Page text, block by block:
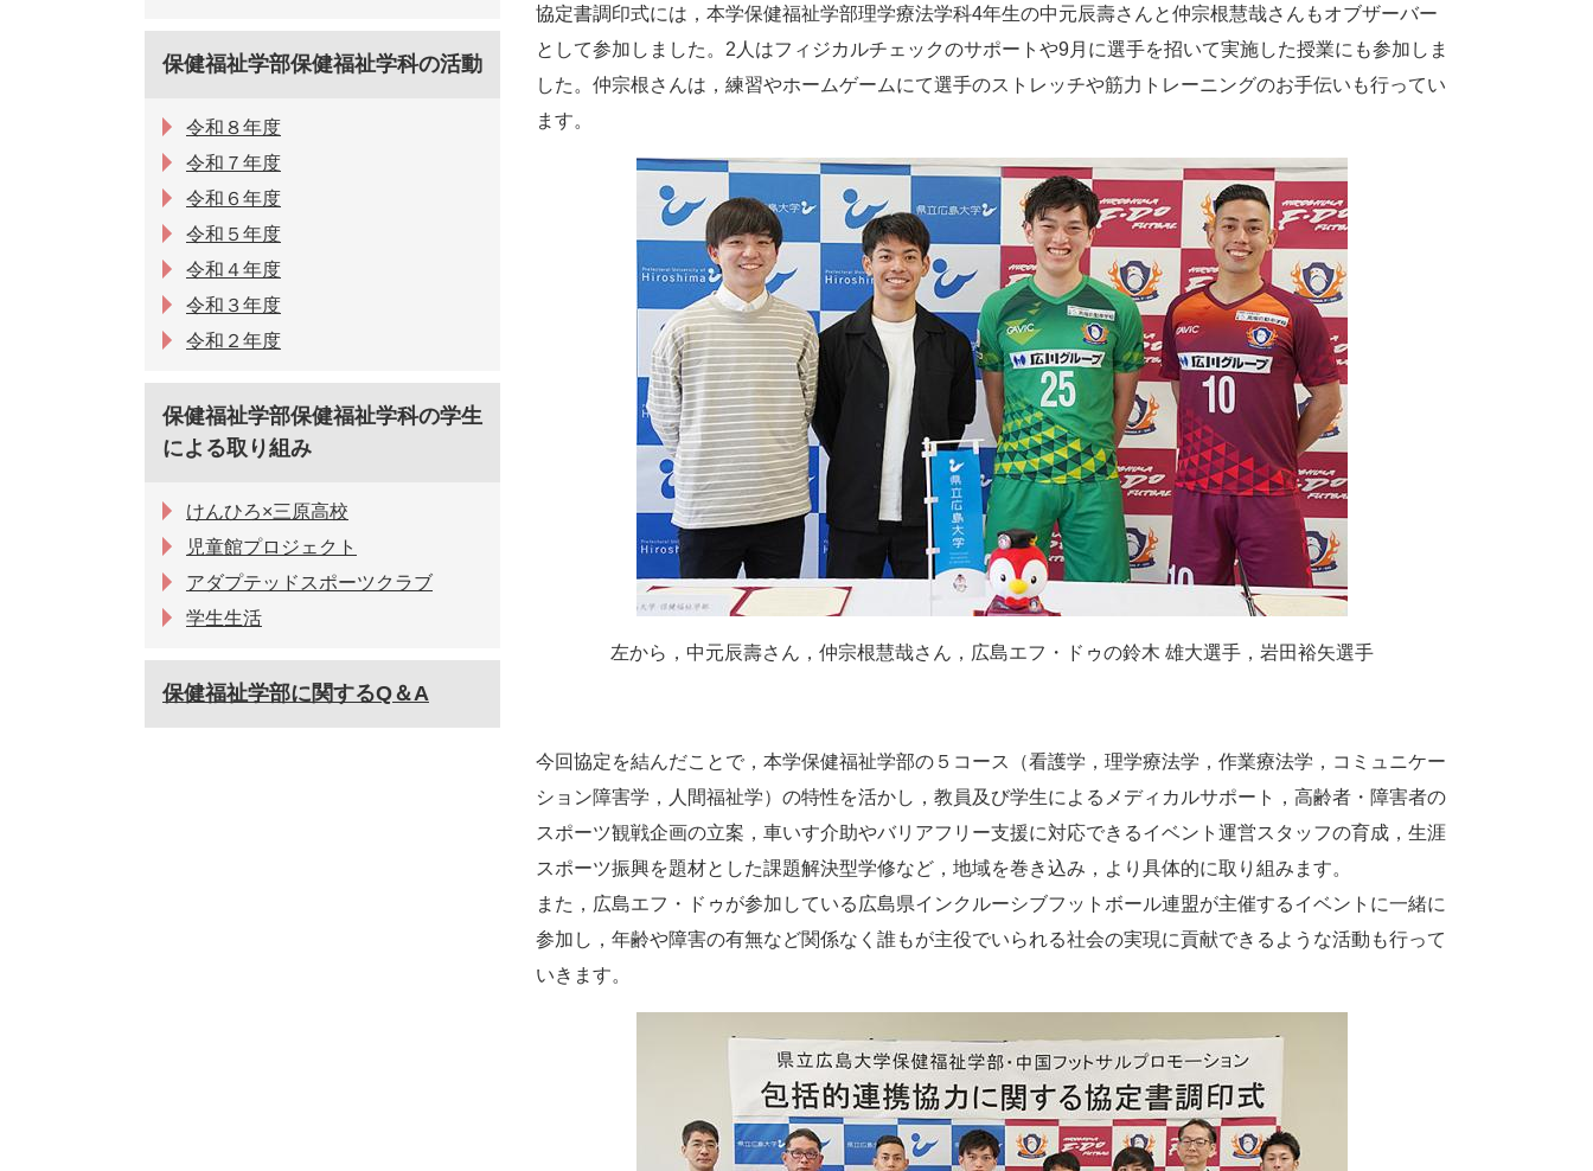
協定書調印式には，本学保健福祉学部理学療法学科4年生の中元辰壽さんと仲宗根慧哉さんもオブザーバー
として参加しました。2人はフィジカルチェックのサポートや9月に選手を招いて実施した授業にも参加しま
した。仲宗根さんは，練習やホームゲームにて選手のストレッチや筋力トレーニングのお手伝いも行ってい
ます。
左から，中元辰壽さん，仲宗根慧哉さん，広島エフ・ドゥの鈴木 雄大選手，岩田裕矢選手
​今回協定を結んだことで，本学保健福祉学部の５コース（看護学，理学療法学，作業療法学，コミュニケー
ション障害学，人間福祉学）の特性を活かし，教員及び学生によるメディカルサポート，高齢者・障害者の
スポーツ観戦企画の立案，車いす介助やバリアフリー支援に対応できるイベント運営スタッフの育成，生涯
スポーツ振興を題材とした課題解決型学修など，地域を巻き込み，より具体的に取り組みます。
また，広島エフ・ドゥが参加している広島県インクルーシブフットボール連盟が主催するイベントに一緒に
参加し，年齢や障害の有無など関係なく誰もが主役でいられる社会の実現に貢献できるような活動も行って
いきます。
保健福祉学部保健福祉学科の活動
令和８年度
令和７年度
令和６年度
令和５年度
令和４年度
令和３年度
令和２年度
保健福祉学部保健福祉学科の学生
による取り組み
けんひろ×三原高校
児童館プロジェクト
アダプテッドスポーツクラブ
学生生活
保健福祉学部に関するQ＆A